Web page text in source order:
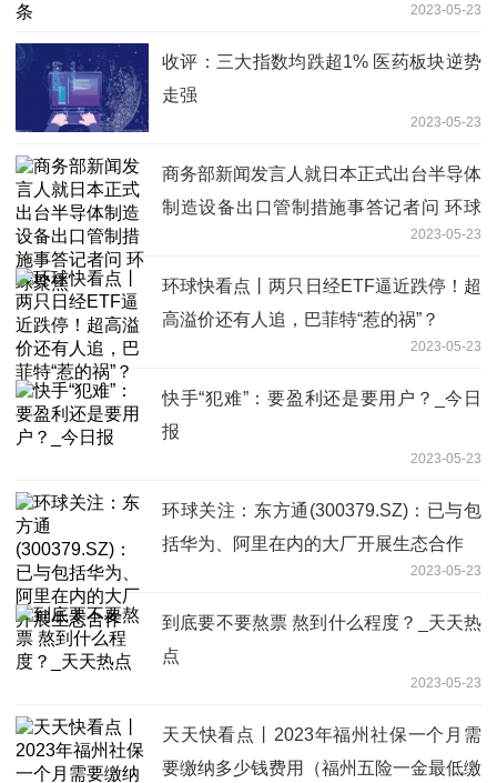
2023-05-23
收评：三大指数均跌超1% 医药板块逆势
走强
2023-05-23
商务部新闻发言人就日本正式出台半导体
制造设备出口管制措施事答记者问 环球
2023-05-23
环球快看点丨两只日经ETF逼近跌停！超
高溢价还有人追，巴菲特“惹的祸”？
2023-05-23
快手“犯难”：要盈利还是要用户？_今日
报
2023-05-23
环球关注：东方通(300379.SZ)：已与包
括华为、阿里在内的大厂开展生态合作
2023-05-23
到底要不要熬票 熬到什么程度？_天天热
点
2023-05-23
天天快看点丨2023年福州社保一个月需
要缴纳多少钱费用（福州五险一金最低缴